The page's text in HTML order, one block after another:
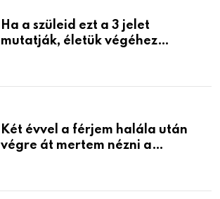
Ha a szüleid ezt a 3 jelet
mutatják, életük végéhez
Két évvel a férjem halála után
végre át mertem nézni a
életemet